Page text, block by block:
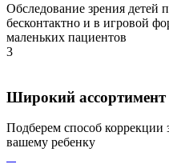
Обследование зрения детей
бесконтактно и в игровой
маленьких пациентов
3
Широкий ассортимент
Подберем способ коррекции
вашему ребенку